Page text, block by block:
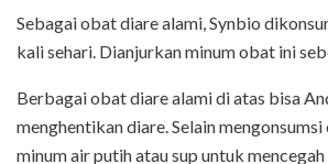
Sebagai obat diare alami, Synbio
kali sehari. Dianjurkan minum obat ini
Berbagai obat diare alami di atas bisa
menghentikan diare. Selain
minum air putih atau sup untuk mencegah